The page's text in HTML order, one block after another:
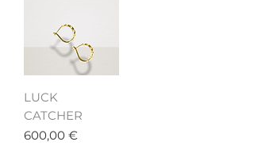
LUCK
CATCHER
Prix
600,00 €